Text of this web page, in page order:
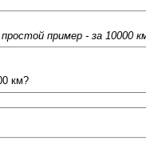
пример - за 10000
км?